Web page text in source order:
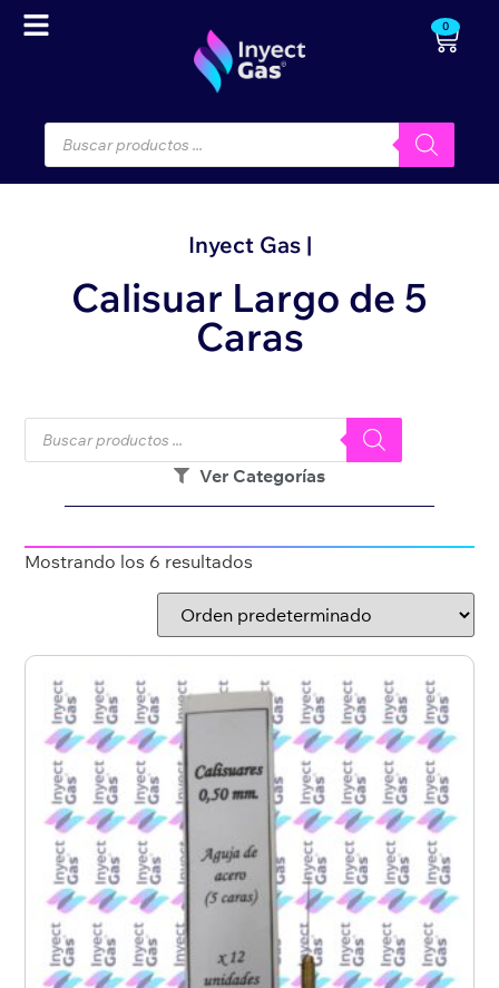
0
Inyect Gas |
Calisuar Largo de 5
Caras
Ver Categorías
Mostrando los 6 resultados